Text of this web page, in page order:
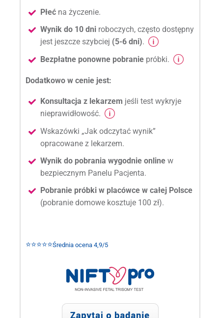
Płeć na życzenie.
Wynik do 10 dni roboczych, często dostępny
jest jeszcze szybciej (5-6 dni).
Bezpłatne ponowne pobranie próbki.
Dodatkowo w cenie jest:
Konsultacja z lekarzem jeśli test wykryje
nieprawidłowość.
Wskazówki „Jak odczytać wynik”
opracowane z lekarzem.
Wynik do pobrania wygodnie online w
bezpiecznym Panelu Pacjenta.
Pobranie próbki w placówce w całej Polsce
(pobranie domowe kosztuje 100 zł).
⭐⭐⭐⭐⭐Średnia ocena 4,9/5